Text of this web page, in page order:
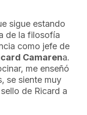
sigue estando
de la filosofía
como jefe de
Camarena.
me enseñó
se siente muy
de Ricard a